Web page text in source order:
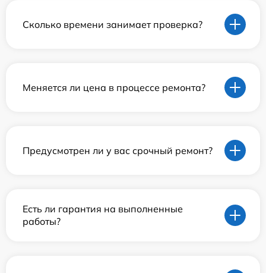
Сколько времени занимает проверка?
Меняется ли цена в процессе ремонта?
Предусмотрен ли у вас срочный ремонт?
Есть ли гарантия на выполненные
работы?